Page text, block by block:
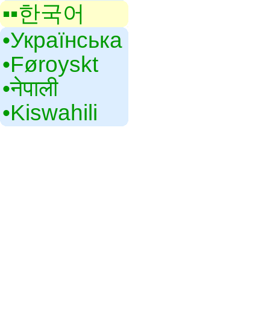
▪▪‎한국어
•‎Українська
•‎Føroyskt
•‎नेपाली
•‎Kiswahili